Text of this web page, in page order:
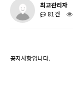
최고관리자
81건
공지사항입니다.